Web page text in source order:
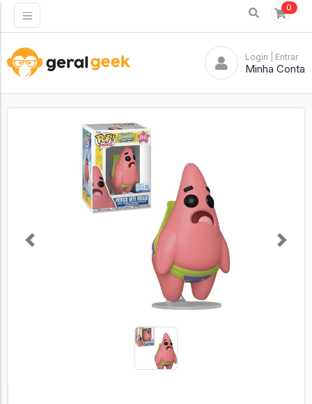
0
Login | Entrar
Minha Conta
Previous Next